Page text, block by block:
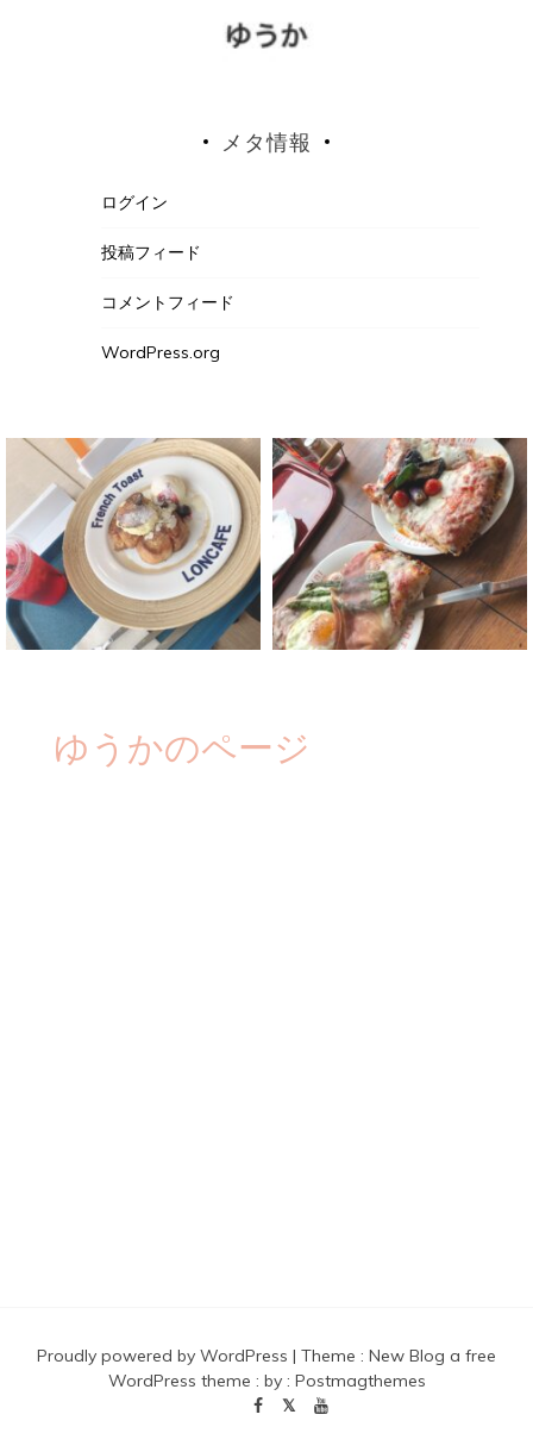
メタ情報
ログイン
投稿フィード
コメントフィード
WordPress.org
ゆうかのページ
Proudly powered by WordPress | Theme : New Blog a free
WordPress theme : by : Postmagthemes